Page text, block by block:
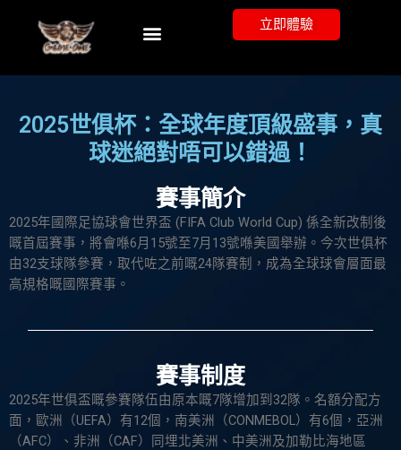
立即體驗
2025世俱杯：全球年度頂級盛事，真
球迷絕對唔可以錯過！
賽事簡介
2025年國際足協球會世界盃 (FIFA Club World Cup) 係全新改制後
嘅首屆賽事，將會喺6月15號至7月13號喺美國舉辦。今次世俱杯
由32支球隊參賽，取代咗之前嘅24隊賽制，成為全球球會層面最
高規格嘅國際賽事。
賽事制度
2025年世俱盃嘅參賽隊伍由原本嘅7隊增加到32隊。名額分配方
面，歐洲（UEFA）有12個，南美洲（CONMEBOL）有6個，亞洲
（AFC）、非洲（CAF）同埋北美洲、中美洲及加勒比海地區